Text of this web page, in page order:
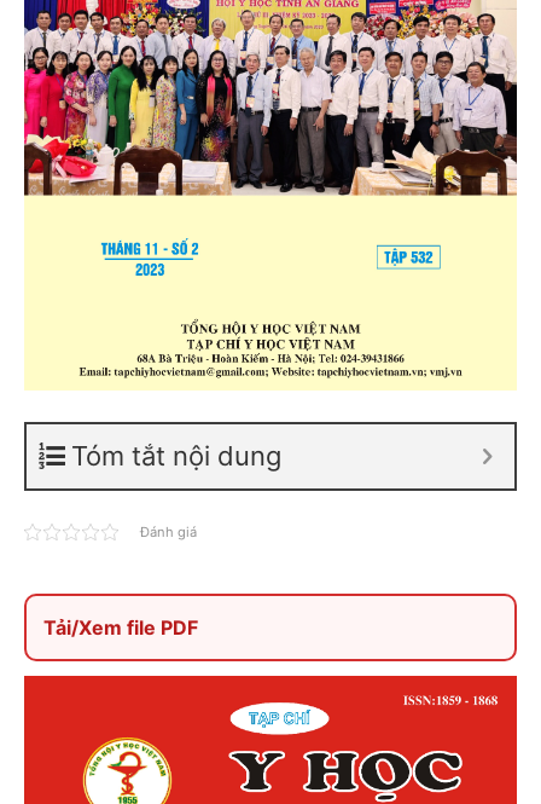
Tóm tắt nội dung
Đánh giá
Tải/Xem file PDF